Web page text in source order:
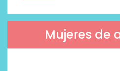
Mujeres de